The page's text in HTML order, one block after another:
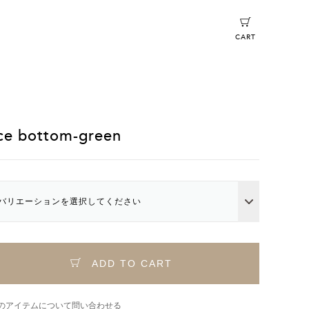
CART
bottom-green
リエーションを選択してください
ADD TO CART
アイテムについて問い合わせる